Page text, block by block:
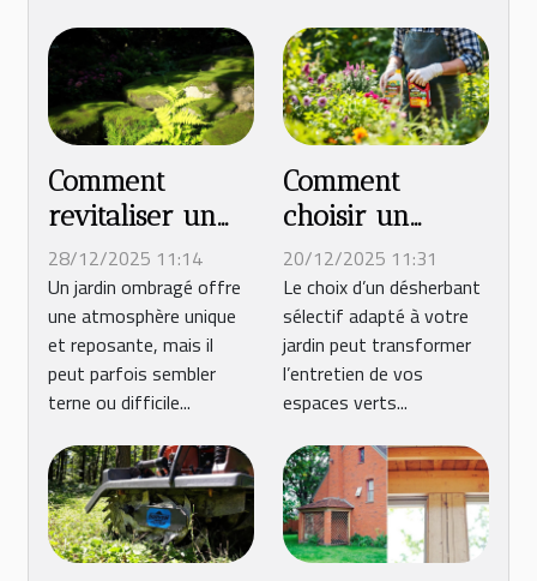
Comment
revitaliser un
jardin ombragé
naturellement ?
28/12/2025 11:14
Un jardin ombragé offre
une atmosphère unique
et reposante, mais il
peut parfois sembler
terne ou difficile...
Comment
choisir un
désherbant
sélectif adapté à
votre jardin ?
20/12/2025 11:31
Le choix d’un désherbant
sélectif adapté à votre
jardin peut transformer
l’entretien de vos
espaces verts...